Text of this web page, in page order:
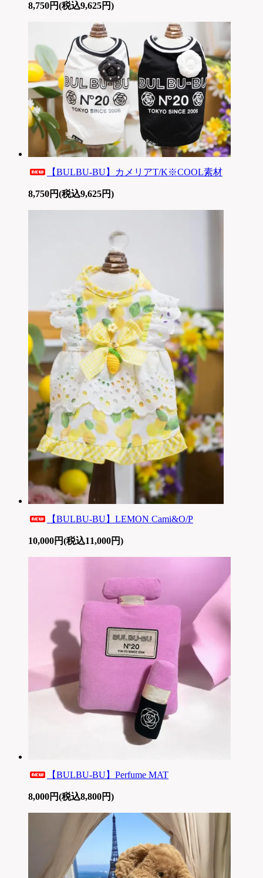
8,750円(税込9,625円)
【BULBU-BU】カメリアT/K※COOL素材
8,750円(税込9,625円)
【BULBU-BU】LEMON Cami&O/P
10,000円(税込11,000円)
【BULBU-BU】Perfume MAT
8,000円(税込8,800円)